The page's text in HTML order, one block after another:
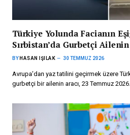
Türkiye Yolunda Facianın
Sırbistan’da Gurbetçi
BY HASAN IŞILAK 30 TEMMUZ 2026
Avrupa’dan yaz tatilini geçirmek üzere
gurbetçi bir ailenin aracı, 23 Temmuz 2026…